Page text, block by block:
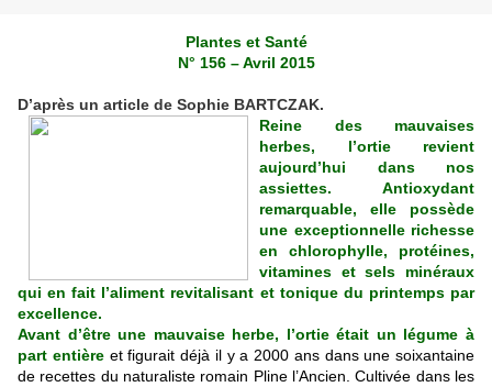
Plantes et Santé
N° 156 – Avril 2015
D’après un article de Sophie BARTCZAK.
Reine des mauvaises
herbes, l’ortie revient
aujourd’hui dans nos
assiettes. Antioxydant
remarquable, elle possède
une exceptionnelle richesse
en chlorophylle, protéines,
vitamines et sels minéraux
qui en fait l’aliment revitalisant et tonique du printemps par
excellence.
Avant d’être une mauvaise herbe, l’ortie était un légume à
part entière et figurait déjà il y a 2000 ans dans une soixantaine
de recettes du naturaliste romain Pline l’Ancien. Cultivée dans les